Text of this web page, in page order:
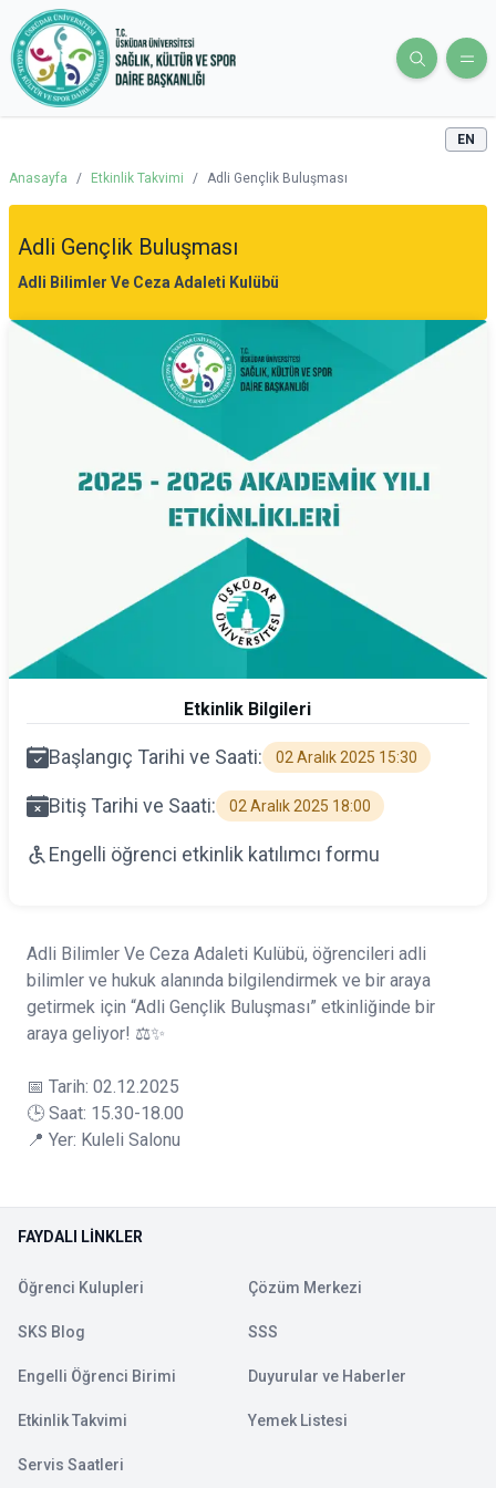
EN
Anasayfa / Etkinlik Takvimi / Adli Gençlik Buluşması
Adli Gençlik Buluşması
Adli Bilimler Ve Ceza Adaleti Kulübü
Etkinlik Bilgileri
Başlangıç Tarihi ve Saati: 02 Aralık 2025 15:30
Bitiş Tarihi ve Saati: 02 Aralık 2025 18:00
Engelli öğrenci etkinlik katılımcı formu
Adli Bilimler Ve Ceza Adaleti Kulübü, öğrencileri adli
bilimler ve hukuk alanında bilgilendirmek ve bir araya
getirmek için “Adli Gençlik Buluşması” etkinliğinde bir
araya geliyor! ⚖️✨
📅 Tarih: 02.12.2025
🕒 Saat: 15.30-18.00
📍 Yer: Kuleli Salonu
FAYDALI LINKLER
Öğrenci Kulupleri Çözüm Merkezi
SKS Blog SSS
Engelli Öğrenci Birimi Duyurular ve Haberler
Etkinlik Takvimi Yemek Listesi
Servis Saatleri